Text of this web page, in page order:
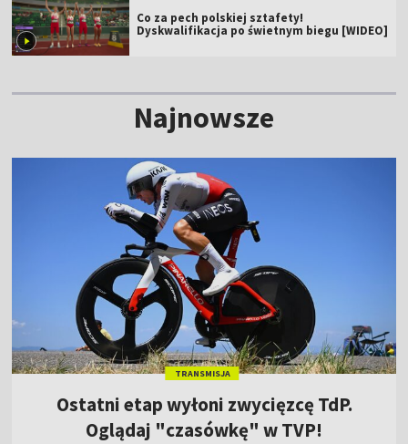
Co za pech polskiej sztafety!
Dyskwalifikacja po świetnym biegu [WIDEO]
Najnowsze
TRANSMISJA
Ostatni etap wyłoni zwycięzcę TdP.
Oglądaj "czasówkę" w TVP!